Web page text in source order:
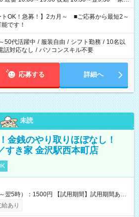
い」 「余裕を持って夕飯の準備がしたい」
したくない」 など、ご希望を教えてください
事の勤務時間。 合計で週40時間を超える場
ん。
トOK！急募！】2カ月～ ■ご応募から最短2～
です！
50代活躍中 / 服装自由 / シフト勤務 / 10名以
話対応なし / パソコンスキル不要
応募する 詳細へ
未読
金銭のやり取りほぼなし！
き家 金沢駅西本町店
円 【試用期間】試用期間あり
1ヶ月 雇用形態、給与は本採用時と同じです。
30日（※条件変更なし）ですが、切り上げで
あり